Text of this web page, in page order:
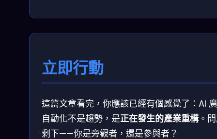
立即行動
這篇文章看完，你應該已經有個感覺了：AI
自動化不是趨勢，是正在發生的產業重構。
剩下——你是旁觀者，還是參與者？